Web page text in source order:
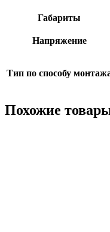
Габариты
Напряжение
Тип по способу
Похожие